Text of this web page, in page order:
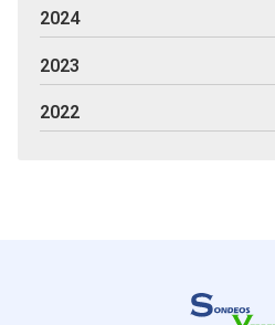
2024
2023
2022